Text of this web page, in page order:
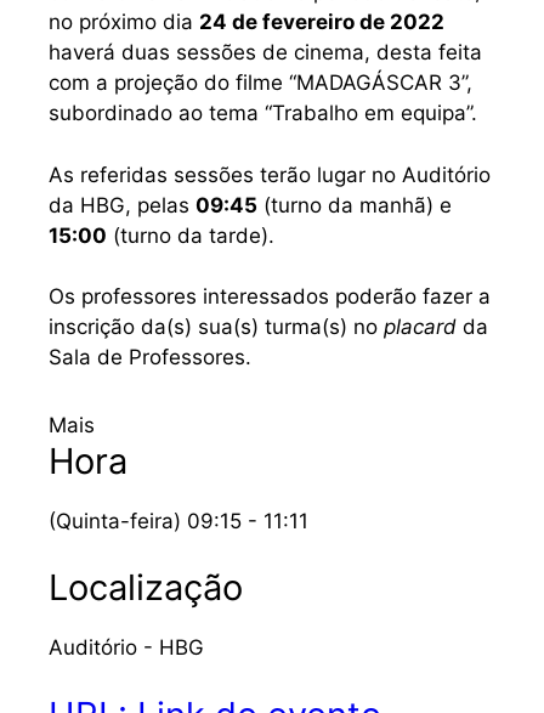
no próximo dia 24 de fevereiro de 2022
haverá duas sessões de cinema, desta feita
com a projeção do filme “MADAGÁSCAR 3”,
subordinado ao tema “Trabalho em equipa”.
As referidas sessões terão lugar no Auditório
da HBG, pelas 09:45 (turno da manhã) e
15:00 (turno da tarde).
Os professores interessados poderão fazer a
inscrição da(s) sua(s) turma(s) no placard da
Sala de Professores.
Mais
Hora
(Quinta-feira) 09:15 - 11:11
Localização
Auditório - HBG